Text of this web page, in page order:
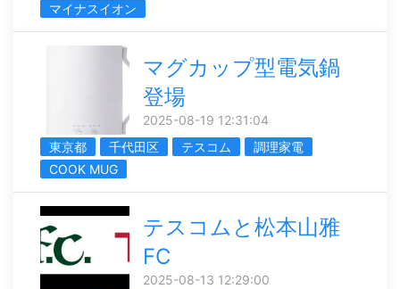
マイナスイオン
マグカップ型電気鍋
登場
2025-08-19 12:31:04
東京都
千代田区 テスコム
調理家電
COOK MUG
テスコムと松本山雅
FC
2025-08-13 12:29:00